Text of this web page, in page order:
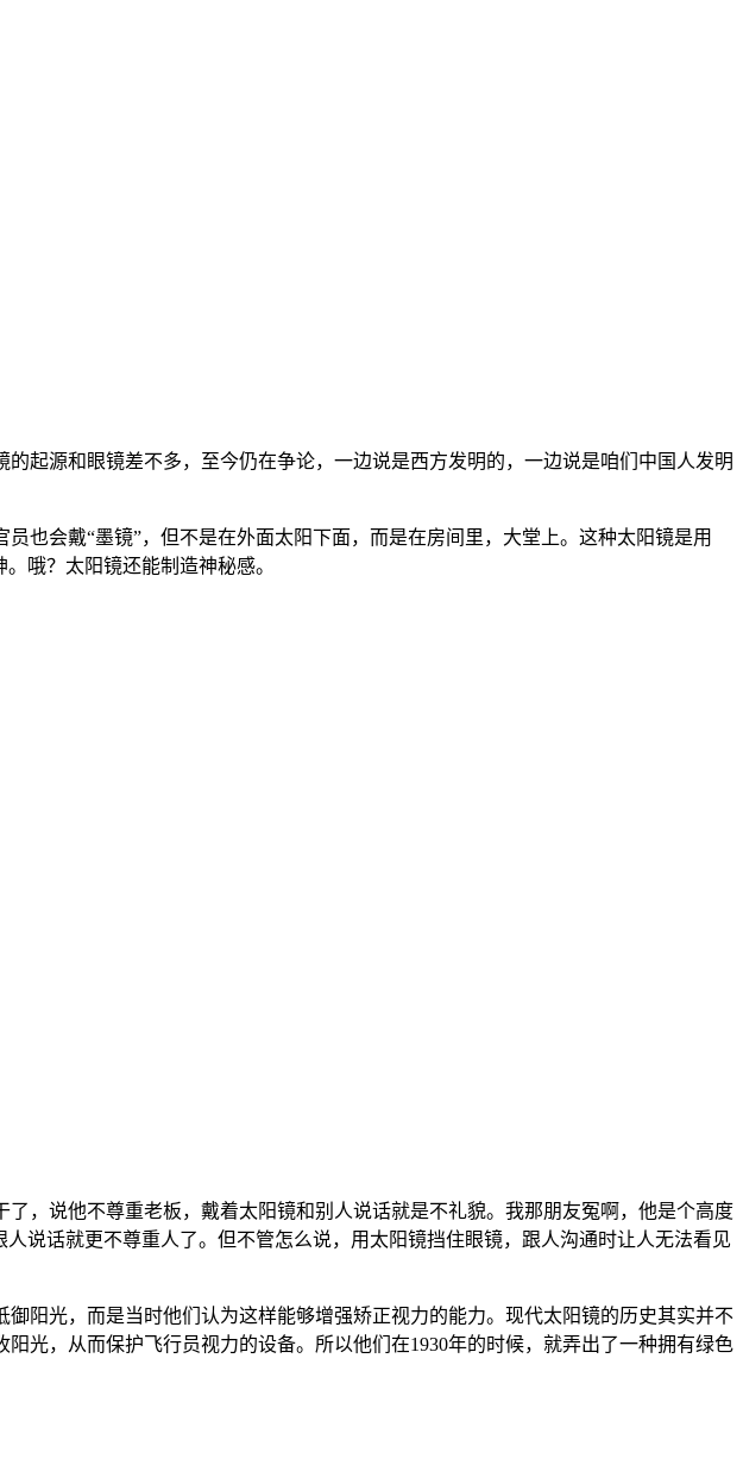
起源和眼镜差不多，至今仍在争论，一边说是西方发明的，一边说是咱们中国人发明
也会戴“墨镜”，但不是在外面太阳下面，而是在房间里，大堂上。这种太阳镜是用
哦？太阳镜还能制造神秘感。
，说他不尊重老板，戴着太阳镜和别人说话就是不礼貌。我那朋友冤啊，他是个高度
说话就更不尊重人了。但不管怎么说，用太阳镜挡住眼镜，跟人沟通时让人无法看见
阳光，而是当时他们认为这样能够增强矫正视力的能力。现代太阳镜的历史其实并不
光，从而保护飞行员视力的设备。所以他们在1930年的时候，就弄出了一种拥有绿色